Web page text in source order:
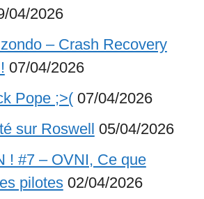
04/2026
– Crash Recovery
07/04/2026
Pope ;>( 07/04/2026
sur Roswell 05/04/2026
! #7 – OVNI, Ce que
pilotes 02/04/2026